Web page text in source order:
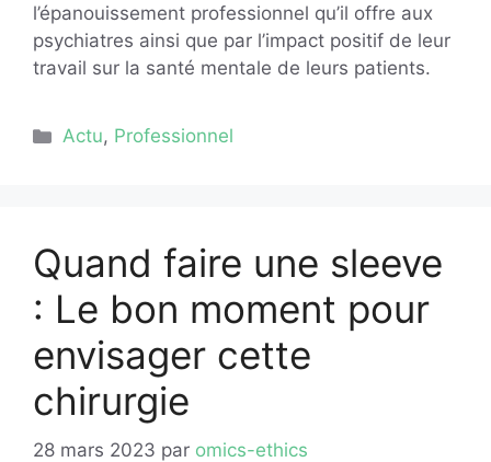
l’épanouissement professionnel qu’il offre aux
psychiatres ainsi que par l’impact positif de leur
travail sur la santé mentale de leurs patients.
Catégories
Actu, Professionnel
Quand faire une sleeve
: Le bon moment pour
envisager cette
chirurgie
28 mars 2023 par omics-ethics